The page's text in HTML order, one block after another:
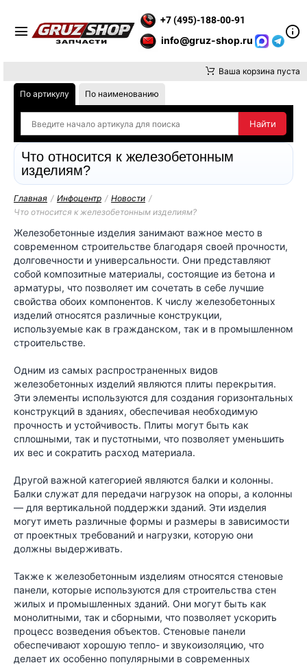
+7 (495)-188-00-91
info@gruz-shop.ru
Ваша корзина пуста
По артикулу По наименованию
Что относится к железобетонным
изделиям?
Главная / Инфоцентр / Новости /
Что относится к железобетонным изделиям?
Железобетонные изделия занимают важное место в
современном строительстве благодаря своей прочности,
долговечности и универсальности. Они представляют
собой композитные материалы, состоящие из бетона и
арматуры, что позволяет им сочетать в себе лучшие
свойства обоих компонентов. К числу железобетонных
изделий относятся различные конструкции,
используемые как в гражданском, так и в промышленном
строительстве.
Одним из самых распространенных видов
железобетонных изделий являются плиты перекрытия.
Эти элементы используются для создания горизонтальных
конструкций в зданиях, обеспечивая необходимую
прочность и устойчивость. Плиты могут быть как
сплошными, так и пустотными, что позволяет уменьшить
их вес и сократить расход материала.
Другой важной категорией являются балки и колонны.
Балки служат для передачи нагрузок на опоры, а колонны
— для вертикальной поддержки зданий. Эти изделия
могут иметь различные формы и размеры в зависимости
от проектных требований и нагрузки, которую они
должны выдерживать.
Также к железобетонным изделиям относятся стеновые
панели, которые используются для строительства стен
жилых и промышленных зданий. Они могут быть как
монолитными, так и сборными, что позволяет ускорить
процесс возведения объектов. Стеновые панели
обеспечивают хорошую тепло- и звукоизоляцию, что
делает их особенно популярными в современных